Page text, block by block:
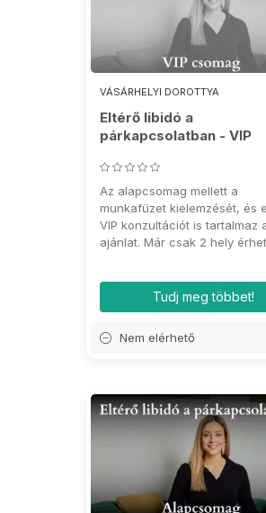
VÁSÁRHELYI DOROTTYA
Eltérő libidó a
párkapcsolatban - VIP
Az alapcsomag mellett a
munkafüzet kielemzését, és
VIP konzultációt is tartalmaz
ajánlat. Már csak 2 hely
Tudj meg többet!
Nem elérhető